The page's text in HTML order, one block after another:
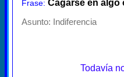
Frase: Cagarse en algo
Asunto: Indiferencia
Todavía